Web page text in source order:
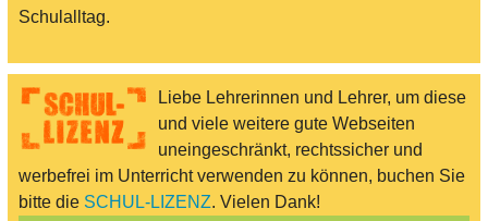
Schulalltag.
Liebe Lehrerinnen und Lehrer, um diese
und viele weitere gute Webseiten
uneingeschränkt, rechtssicher und
werbefrei im Unterricht verwenden zu können, buchen Sie
bitte die SCHUL-LIZENZ. Vielen Dank!